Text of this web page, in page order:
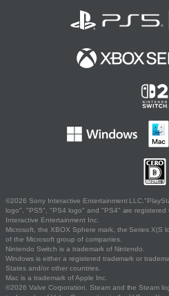
©2026 Sony Interactive Entertainment
logo", "PS5", "PS4 logo" and "PS4" are registered
Interactive Entertainment Inc.
Microsoft, the XBOX Sphere mark, the Series X|S
of the Microsoft group of companies.
Nintendo Switch is a trademark of Nintendo.
Windows is either a registered trademark or
States and/or other countries.
Mac is a trademark of Apple Inc.
©2026 Valve Corporation. Steam and the Steam